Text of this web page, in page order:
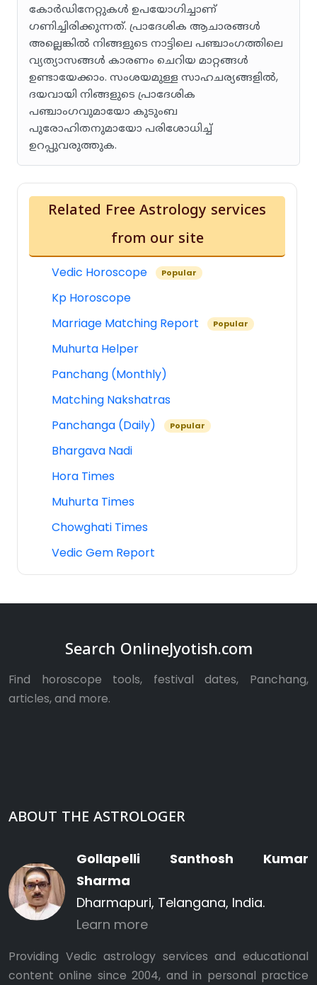
കോർഡിനേറ്റുകൾ ഉപയോഗിച്ചാണ്
ഗണിച്ചിരിക്കുന്നത്. പ്രാദേശിക ആചാരങ്ങൾ
അല്ലെങ്കിൽ നിങ്ങളുടെ നാട്ടിലെ പഞ്ചാംഗത്തിലെ
വ്യത്യാസങ്ങൾ കാരണം ചെറിയ മാറ്റങ്ങൾ
ഉണ്ടായേക്കാം. സംശയമുള്ള സാഹചര്യങ്ങളിൽ,
ദയവായി നിങ്ങളുടെ പ്രാദേശിക
പഞ്ചാംഗവുമായോ കുടുംബ
പുരോഹിതനുമായോ പരിശോധിച്ച്
ഉറപ്പുവരുത്തുക.
Related Free Astrology services
from our site
Vedic Horoscope Popular
Kp Horoscope
Marriage Matching Report
Popular
Muhurta Helper
Panchang (Monthly)
Matching Nakshatras
Panchanga (Daily)
Popular
Bhargava Nadi
Hora Times
Muhurta Times
Chowghati Times
Vedic Gem Report
Search OnlineJyotish.com
Find horoscope tools, festival dates, Panchang,
articles, and more.
ABOUT THE ASTROLOGER
Gollapelli Santhosh Kumar
Sharma
Dharmapuri, Telangana, India.
Learn more
Providing Vedic astrology services and educational
content online since 2004, and in personal practice